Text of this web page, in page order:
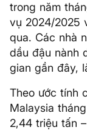
trong năm
vụ 2024/2025
qua. Các nhà
dầu đậu nành
gian gần đây,
Theo ước tính
Malaysia
2,44 triệu tấn